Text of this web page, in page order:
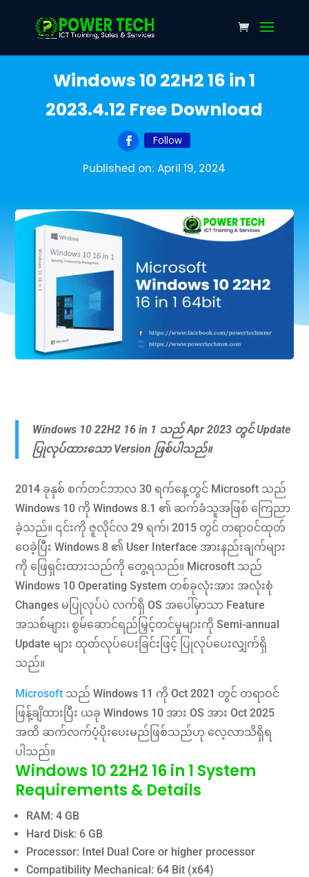
Windows 10 22H2 16 in 1
2023.4.12 Free Download
Follow
Published on: April 19, 2024
Windows 10 22H2 16 in 1 သည် Apr 2023 တွင် Update
ပြုလုပ်ထားသော Version ဖြစ်ပါသည်။
2014 ခုနှစ် စက်တင်ဘာလ 30 ရက်နေ့တွင် Microsoft သည်
Windows 10 ကို Windows 8.1 ၏ ဆက်ခံသူအဖြစ် ကြေညာ
ခဲ့သည်။ ၎င်းကို ဇူလိုင်လ 29 ရက်၊ 2015 တွင် တရာဝင်ထုတ်
ဝေခဲ့ပြီး Windows 8 ၏ User Interface အားနည်းချက်များ
ကို ဖြေရှင်းထားသည်ကို တွေ့ရသည်။ Microsoft သည်
Windows 10 Operating System တစ်ခုလုံးအား အလုံးစုံ
Changes မပြုလုပ်ပဲ လက်ရှိ OS အပေါ်မှာသာ Feature
အသစ်များ၊ စွမ်ဆောင်ရည်မြှင့်တင်မှုများကို Semi-annual
Update များ ထုတ်လုပ်ပေးခြင်းဖြင့် ပြုလုပ်ပေးလျှက်ရှိ
သည်။
Microsoftသည် Windows 11 ကို Oct 2021 တွင် တရာဝင်
ဖြန့်ချိထားပြီး ယခု Windows 10 အား OS အား Oct 2025
အထိ ဆက်လက်ပံ့ပိုးပေးမည်ဖြစ်သည်ဟု လေ့လာသိရှိရ
ပါသည်။
Windows 10 22H2 16 in 1 System
Requirements & Details
RAM: 4 GB
Hard Disk: 6 GB
Processor: Intel Dual Core or higher processor
Compatibility Mechanical: 64 Bit (x64)